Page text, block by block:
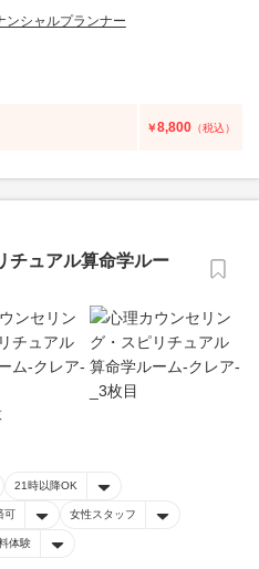
ンシャルプランナー
￥8,800 （税込）
チュアル算命学ルー
21時以降OK
可 女性スタッフ
体験